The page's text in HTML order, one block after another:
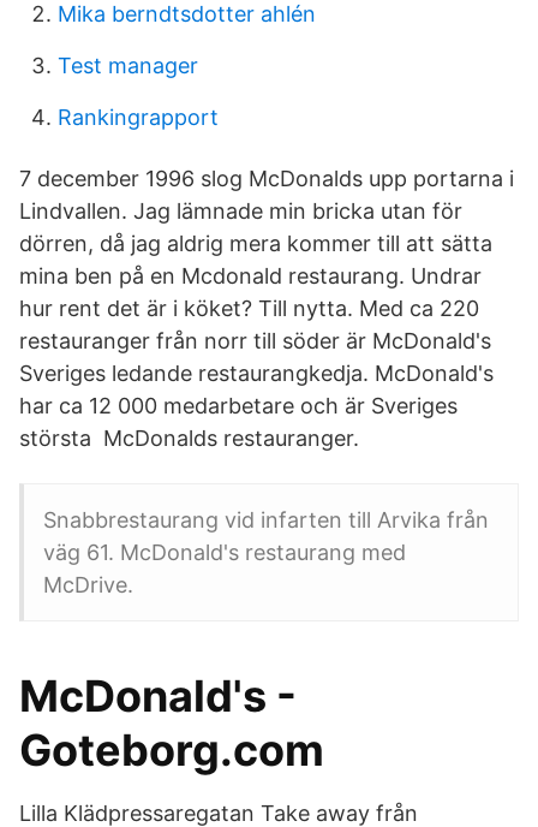
Mika berndtsdotter ahlén
Test manager
Rankingrapport
7 december 1996 slog McDonalds upp portarna i
Lindvallen. Jag lämnade min bricka utan för
dörren, då jag aldrig mera kommer till att sätta
mina ben på en Mcdonald restaurang. Undrar
hur rent det är i köket? Till nytta. Med ca 220
restauranger från norr till söder är McDonald's
Sveriges ledande restaurangkedja. McDonald's
har ca 12 000 medarbetare och är Sveriges
största McDonalds restauranger.
Snabbrestaurang vid infarten till Arvika från
väg 61. McDonald's restaurang med
McDrive.
McDonald's -
Goteborg.com
Lilla Klädpressaregatan Take away från